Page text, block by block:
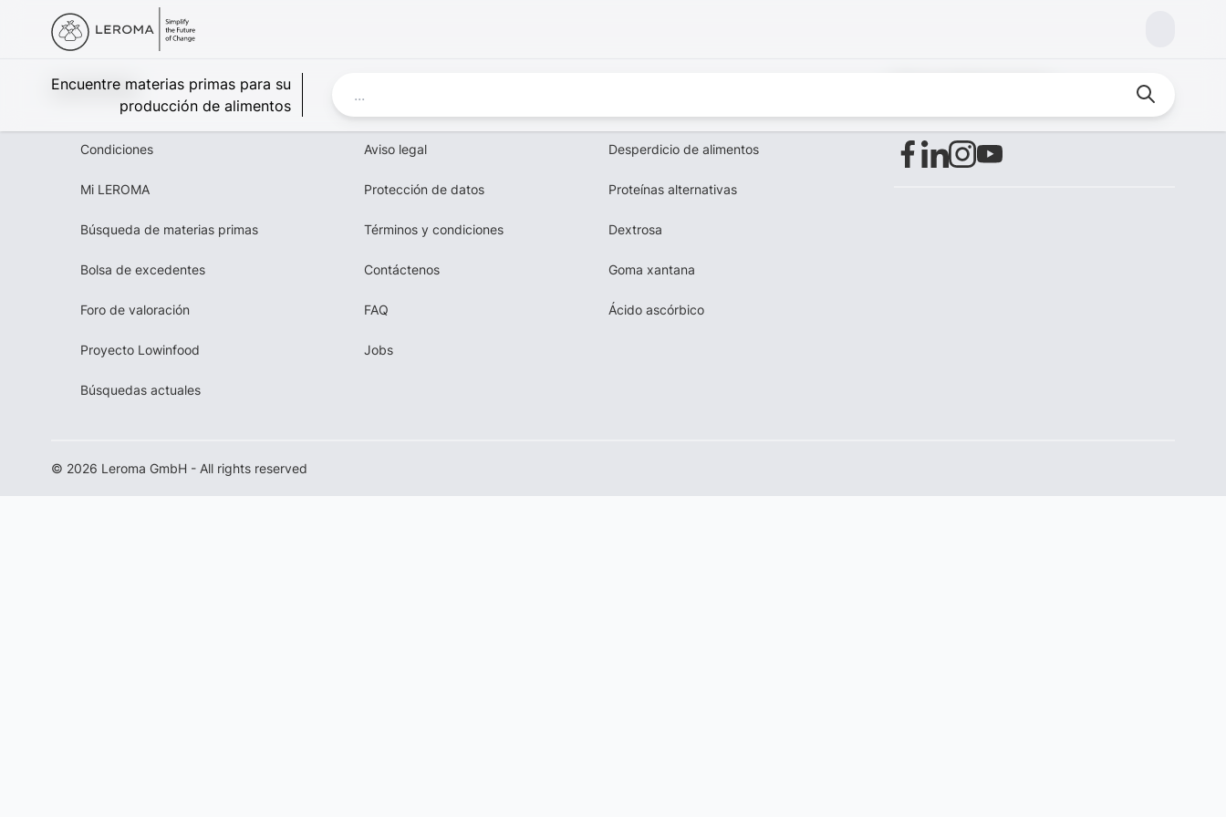
Encuentre materias primas para su
producción de alimentos
Leroma
Condiciones
Mi LEROMA
Búsqueda de materias primas
Bolsa de excedentes
Foro de valoración
Proyecto Lowinfood
Búsquedas actuales
Aviso legal
Protección de datos
Términos y condiciones
Contáctenos
FAQ
Jobs
Desperdicio de alimentos
Proteínas alternativas
Dextrosa
Goma xantana
Ácido ascórbico
© 2026 Leroma GmbH - All rights reserved